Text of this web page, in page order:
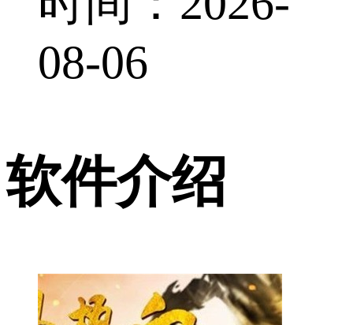
08-06
软件介绍